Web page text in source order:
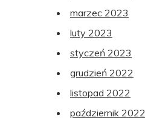
marzec 2023
luty 2023
styczeń 2023
grudzień 2022
listopad 2022
październik 2022